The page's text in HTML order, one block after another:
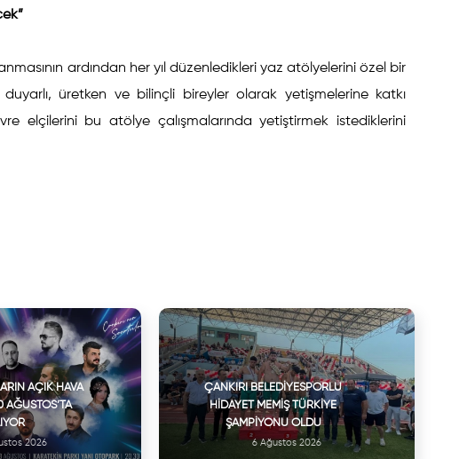
ardından her yıl düzenledikleri yaz atölyelerini özel bir
üretken ve bilinçli bireyler olarak yetişmelerine katkı
elçilerini bu atölye çalışmalarında yetiştirmek istediklerini
AÇIK HAVA
AĞUSTOS’TA
2026
ÇANKIRI BELEDIYESPORLU
HIDAYET MEMIŞ TÜRKIYE
ŞAMPIYONU OLDU
6 Ağustos 2026